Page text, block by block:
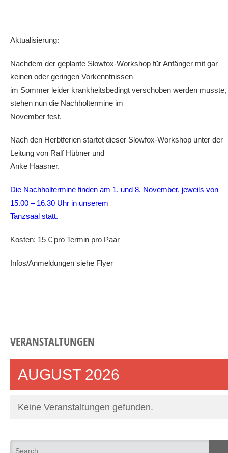
Aktualisierung:
Nachdem der geplante Slowfox-Workshop für Anfänger mit gar
keinen oder geringen Vorkenntnissen
im Sommer leider krankheitsbedingt verschoben werden musste,
stehen nun die Nachholtermine im
November fest.
Nach den Herbtferien startet dieser Slowfox-Workshop unter der
Leitung von Ralf Hübner und
Anke Haasner.
Die Nachholtermine finden am 1. und 8. November, jeweils von
15.00 – 16.30 Uhr in unserem
Tanzsaal statt.
Kosten: 15 € pro Termin pro Paar
Infos/Anmeldungen siehe Flyer
VERANSTALTUNGEN
AUGUST 2026
Keine Veranstaltungen gefunden.